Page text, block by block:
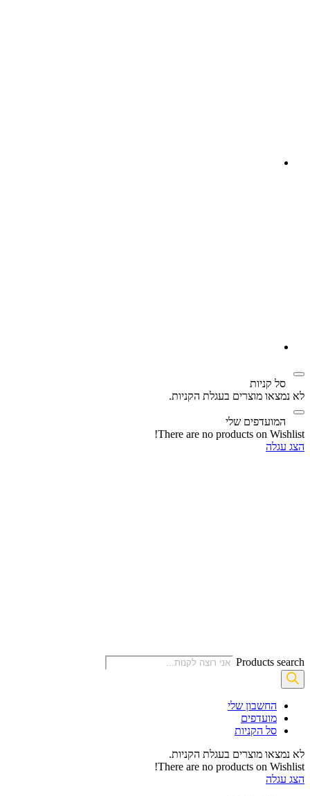
סל קניות‬
לא נמצאו מוצרים בעגלת הקניות.
המועדפים שלי
There are no products on Wishlist!
הצג עגלה
Products search
החשבון שלי‬
‫מועדפים‬‬
סל הקניות
לא נמצאו מוצרים בעגלת הקניות.
There are no products on Wishlist!
הצג עגלה